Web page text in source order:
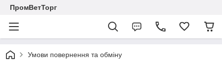
ПромВетТорг
Умови повернення та обміну